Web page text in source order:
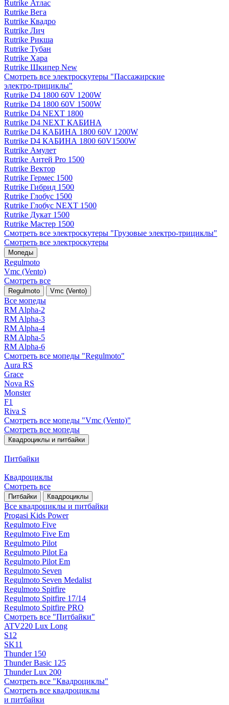
Rutrike Атлас
Rutrike Вега
Rutrike Квадро
Rutrike Лич
Rutrike Рикша
Rutrike Тубан
Rutrike Хара
Rutrike Шкипер New
Смотреть все электро­скутеры "Пассажирские
электро‑трициклы"
Rutrike D4 1800 60V 1200W
Rutrike D4 1800 60V 1500W
Rutrike D4 NEXT 1800
Rutrike D4 NEXT КАБИНА
Rutrike D4 КАБИНА 1800 60V 1200W
Rutrike D4 КАБИНА 1800 60V1500W
Rutrike Амулет
Rutrike Антей Pro 1500
Rutrike Вектор
Rutrike Гермес 1500
Rutrike Гибрид 1500
Rutrike Глобус 1500
Rutrike Глобус NEXT 1500
Rutrike Дукат 1500
Rutrike Мастер 1500
Смотреть все электро­скутеры "Грузовые электро‑трициклы"
Смотреть все электро­скутеры
Мопеды
Regulmoto
Vmc (Vento)
Смотреть все
Regulmoto Vmc (Vento)
Все мопеды
RM Alpha-2
RM Alpha-3
RM Alpha-4
RM Alpha-5
RM Alpha-6
Смотреть все мопеды "Regulmoto"
Aura RS
Grace
Nova RS
Monster
F1
Riva S
Смотреть все мопеды "Vmc (Vento)"
Смотреть все мопеды
Квадроциклы и питбайки
Питбайки
Квадроциклы
Смотреть все
Питбайки Квадроциклы
Все квадроциклы и питбайки
Progasi Kids Power
Regulmoto Five
Regulmoto Five Em
Regulmoto Pilot
Regulmoto Pilot Ea
Regulmoto Pilot Em
Regulmoto Seven
Regulmoto Seven Medalist
Regulmoto Spitfire
Regulmoto Spitfire 17/14
Regulmoto Spitfire PRO
Смотреть все "Питбайки"
ATV220 Lux Long
S12
SK11
Thunder 150
Thunder Basic 125
Thunder Lux 200
Смотреть все "Квадроциклы"
Смотреть все квадроциклы
и питбайки